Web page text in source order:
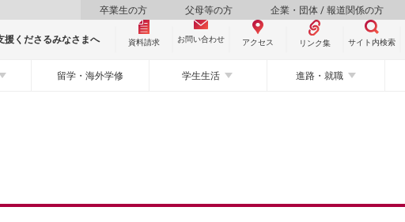
卒業生の方 父母等の方 企業・団体 / 報道関係の方
援くださるみなさまへ 資料請求 お問い合わせ アクセス リンク集 サイト内検索
留学・海外学修 学生生活 進路・就職